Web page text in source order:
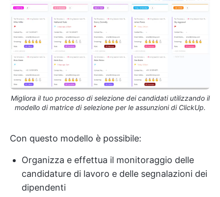
Migliora il tuo processo di selezione dei candidati utilizzando il
modello di matrice di selezione per le assunzioni di ClickUp.
Con questo modello è possibile:
Organizza e effettua il monitoraggio delle
candidature di lavoro e delle segnalazioni dei
dipendenti